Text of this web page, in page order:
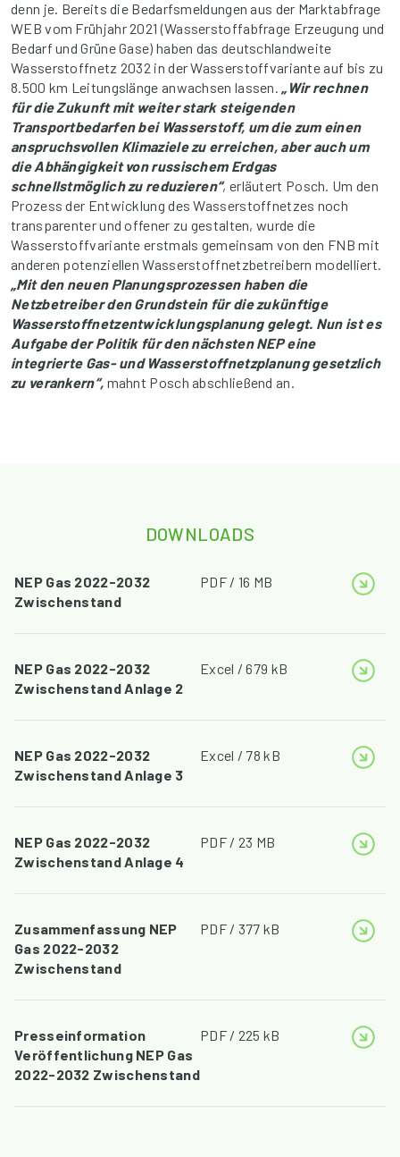
denn je. Bereits die Bedarfsmeldungen aus der Marktabfrage
WEB vom Frühjahr 2021 (Wasserstoffabfrage Erzeugung und
Bedarf und Grüne Gase) haben das deutschlandweite
Wasserstoffnetz 2032 in der Wasserstoffvariante auf bis zu
8.500 km Leitungslänge anwachsen lassen. „Wir rechnen
für die Zukunft mit weiter stark steigenden
Transportbedarfen bei Wasserstoff, um die zum einen
anspruchsvollen Klimaziele zu erreichen, aber auch um
die Abhängigkeit von russischem Erdgas
schnellstmöglich zu reduzieren“, erläutert Posch. Um den
Prozess der Entwicklung des Wasserstoffnetzes noch
transparenter und offener zu gestalten, wurde die
Wasserstoffvariante erstmals gemeinsam von den FNB mit
anderen potenziellen Wasserstoffnetzbetreibern modelliert.
„Mit den neuen Planungsprozessen haben die
Netzbetreiber den Grundstein für die zukünftige
Wasserstoffnetzentwicklungsplanung gelegt. Nun ist es
Aufgabe der Politik für den nächsten NEP eine
integrierte Gas- und Wasserstoffnetzplanung gesetzlich
zu verankern“, mahnt Posch abschließend an.
DOWNLOADS
NEP Gas 2022-2032
Zwischenstand
PDF / 16 MB
NEP Gas 2022-2032
Zwischenstand Anlage 2
Excel / 679 kB
NEP Gas 2022-2032
Zwischenstand Anlage 3
Excel / 78 kB
NEP Gas 2022-2032
Zwischenstand Anlage 4
PDF / 23 MB
Zusammenfassung NEP
Gas 2022-2032
Zwischenstand
PDF / 377 kB
Presseinformation
Veröffentlichung NEP Gas
2022-2032 Zwischenstand
PDF / 225 kB